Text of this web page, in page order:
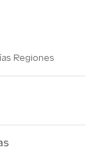
Regiones